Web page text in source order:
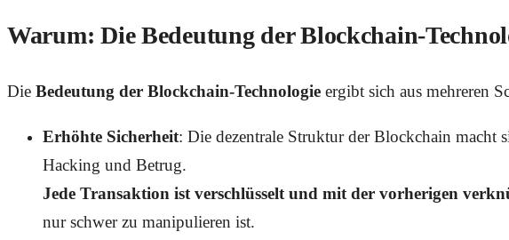
Warum: Die Bedeutung der Blockchain-
Die Bedeutung der Blockchain-Technologie ergibt sich aus mehreren
Erhöhte Sicherheit: Die dezentrale Struktur der Blockchain macht
Hacking und Betrug.
Jede Transaktion ist verschlüsselt und mit der vorherigen
nur schwer zu manipulieren ist.